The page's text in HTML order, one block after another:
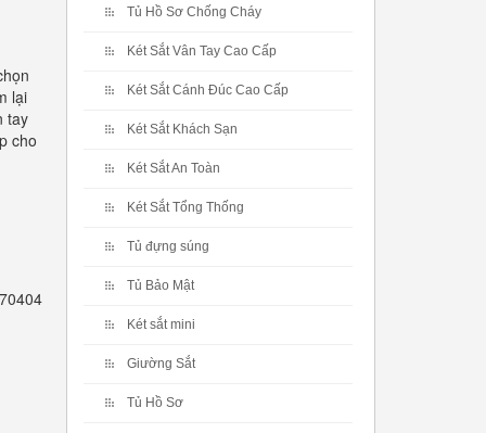
lại
tay
cho
Tủ Hồ Sơ Chống Cháy
Két Sắt Vân Tay Cao Cấp
Két Sắt Cánh Đúc Cao Cấp
Két Sắt Khách Sạn
Két Sắt An Toàn
Két Sắt Tổng Thống
Tủ đựng súng
Tủ Bảo Mật
Két sắt mini
Giường Sắt
Tủ Hồ Sơ